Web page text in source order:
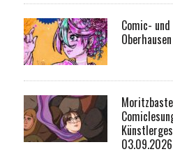
Comic-
03.09.2026